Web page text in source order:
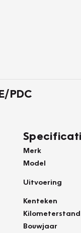
PDC
Merk
Model
Uitvoering
Kenteken
Kilometerstand
Bouwjaar